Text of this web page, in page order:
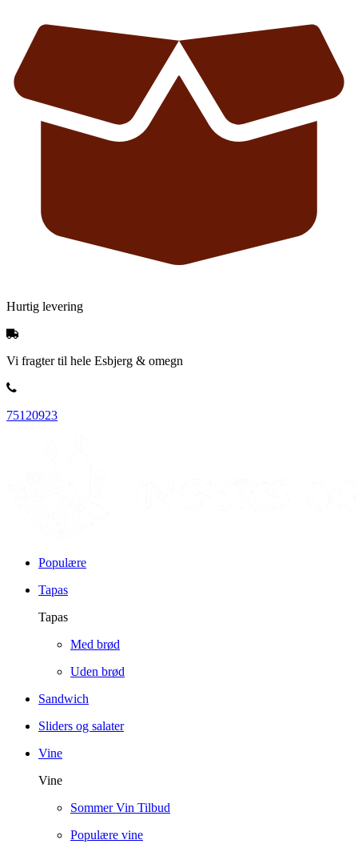
Hurtig levering
Vi fragter til hele Esbjerg & omegn
75120923
Populære
Tapas
Tapas
Med brød
Uden brød
Sandwich
Sliders og salater
Vine
Vine
Sommer Vin Tilbud
Populære vine